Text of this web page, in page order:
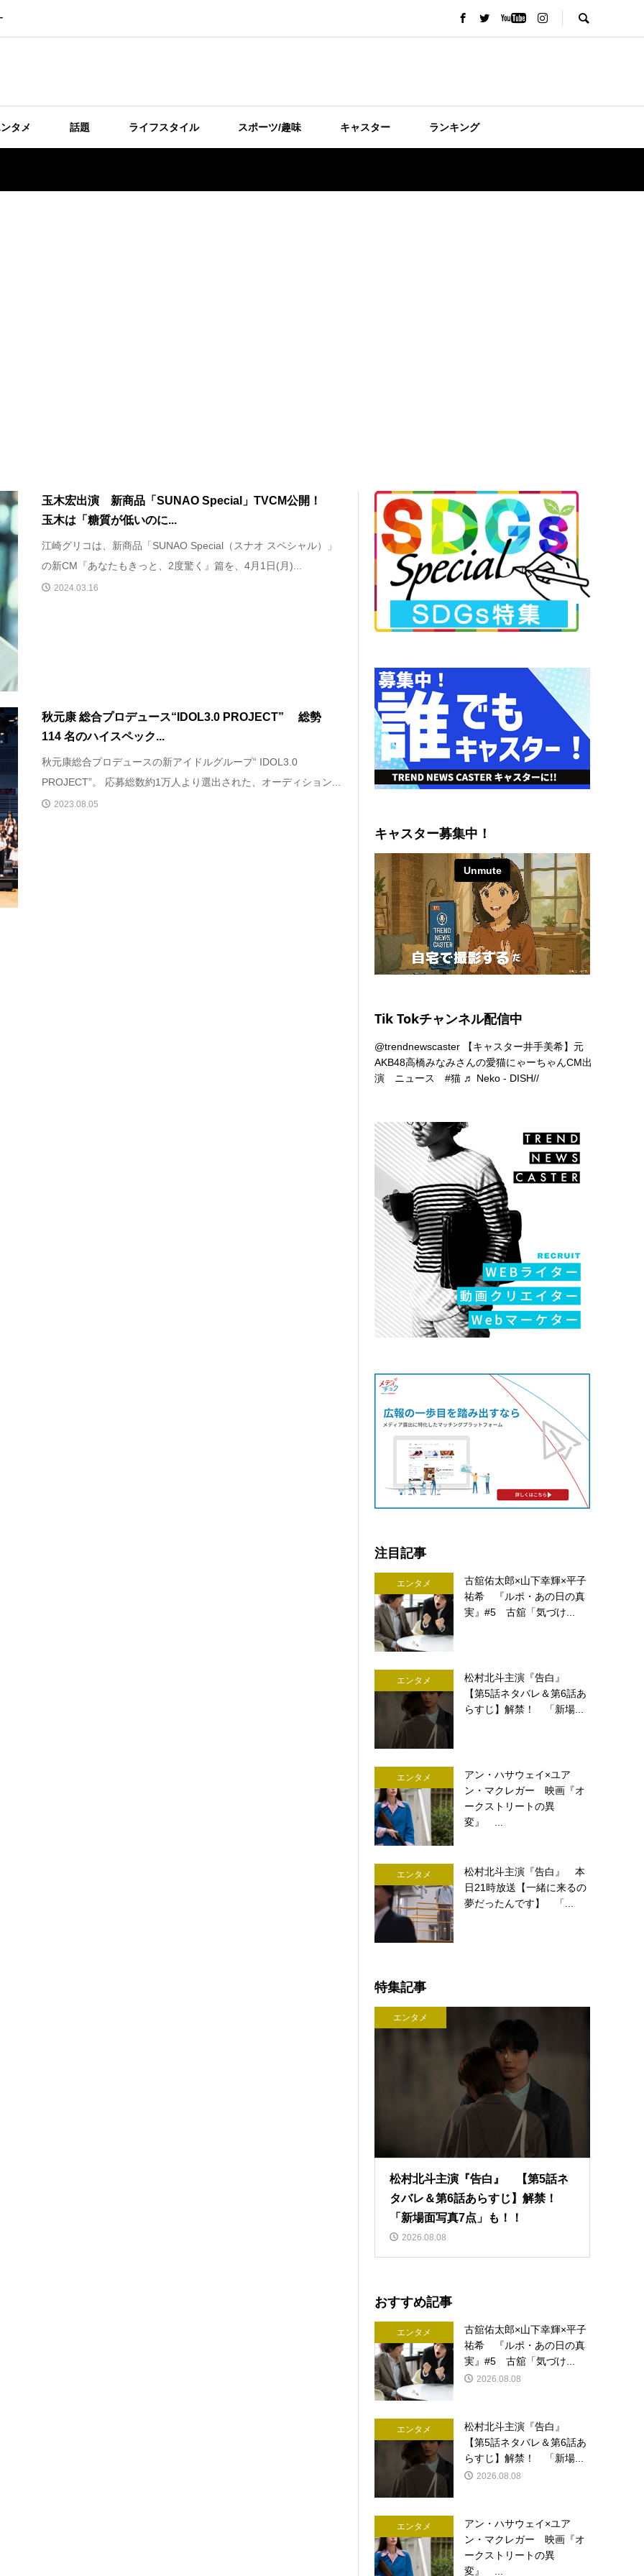
タメ 話題 ライフスタイル スポーツ/趣味 キャスター ランキング
玉木宏出演 新商品「SUNAO Special」TVCM公開！
玉木は「糖質が低いのに...
江崎グリコは、新商品「SUNAO Special（スナオ スペシャル）」
の新CM『あなたもきっと、2度驚く』篇を、4月1日(月)...
2024.03.16
秋元康 総合プロデュース“IDOL3.0 PROJECT” 総勢
114 名のハイスペック...
秋元康総合プロデュースの新アイドルグループ“ IDOL3.0
PROJECT”。 応募総数約1万⼈より選出された、オーディション...
2023.08.05
キャスター募集中！
Tik Tokチャンネル配信中
@trendnewscaster 【キャスター井手美希】元
AKB48高橋みなみさんの愛猫にゃーちゃんCM出
演 ニュース#猫 ♬ Neko - DISH//
注目記事
エンタメ
古舘佑太郎×山下幸輝×平子
祐希 『ルポ・あの日の真
実』#5 古舘「気づけ...
エンタメ
松村北斗主演『告白』
【第5話ネタバレ＆第6話あ
らすじ】解禁！ 「新場...
エンタメ
アン・ハサウェイ×ユア
ン・マクレガー 映画『オ
ークストリートの異
変』 ...
エンタメ
松村北斗主演『告白』 本
日21時放送【一緒に来るの
夢だったんです】 「...
特集記事
エンタメ
松村北斗主演『告白』 【第5話ネ
タバレ＆第6話あらすじ】解禁！
「新場面写真7点」も！！
2026.08.08
おすすめ記事
エンタメ
古舘佑太郎×山下幸輝×平子
祐希 『ルポ・あの日の真
実』#5 古舘「気づけ...
2026.08.08
エンタメ
松村北斗主演『告白』
【第5話ネタバレ＆第6話あ
らすじ】解禁！ 「新場...
2026.08.08
エンタメ
アン・ハサウェイ×ユア
ン・マクレガー 映画『オ
ークストリートの異
変』 ...